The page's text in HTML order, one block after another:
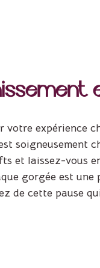
votre expérience
soigneusement
et laissez-vous
gorgée est
de cette pause